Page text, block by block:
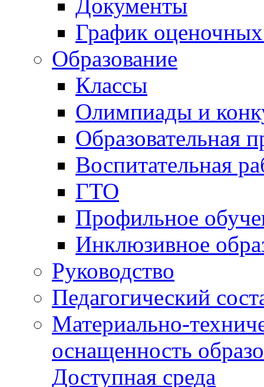
Олимпиады и
Образовательная
Воспитательная
ГТО
Профильное
Инклюзивное
Руководство
Педагогический
Материально-
оснащенность
Доступная среда
Платные
Финансово-
Вакантные места